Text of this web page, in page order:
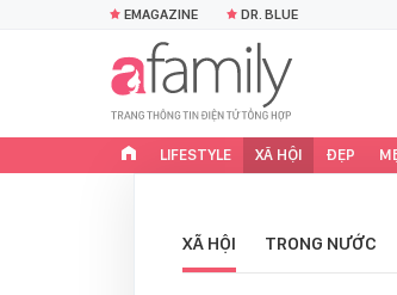
EMAGAZINE DR. BLUE
LIFESTYLE XÃ HỘI ĐẸP
XÃ HỘI TRONG NƯỚC